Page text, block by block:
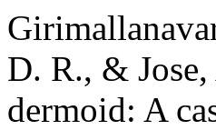
D. R., &
dermoid: A